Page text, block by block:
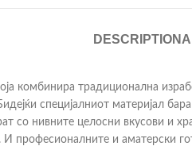
DESCRIPTION
комбинира традиционална
специјалниот материјал
со нивните целосни вкусови и
професионалните и аматерски